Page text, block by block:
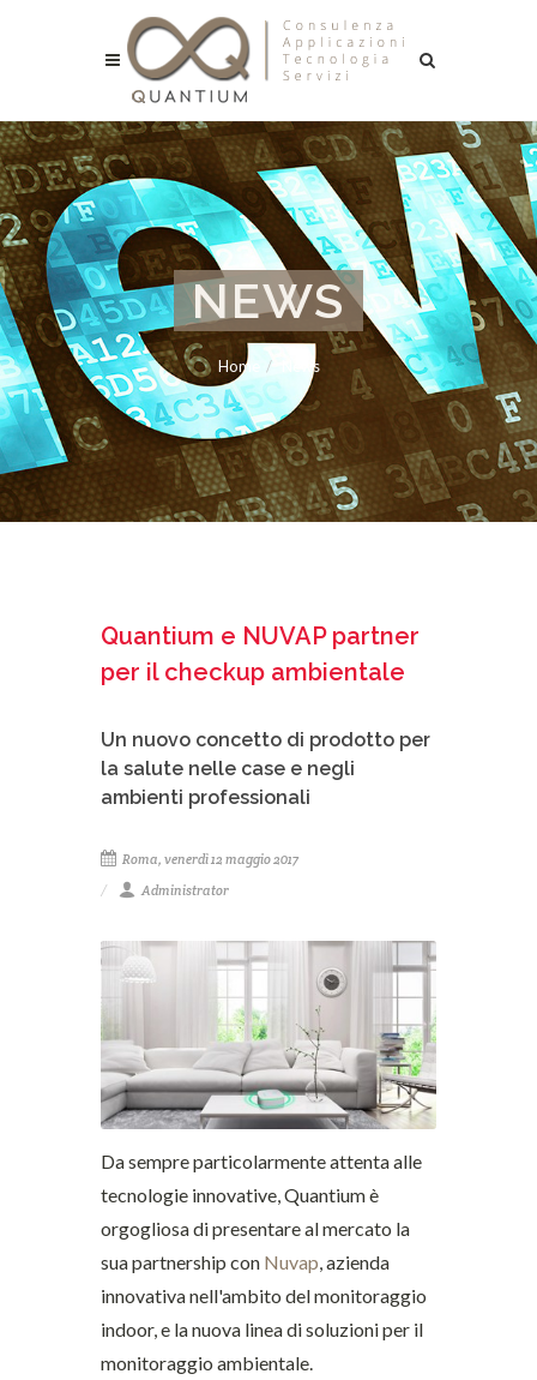
NEWS
Home News
Quantium e NUVAP partner
per il checkup ambientale
Un nuovo concetto di prodotto per
la salute nelle case e negli
ambienti professionali
Roma, venerdì 12 maggio 2017
Administrator
Da sempre particolarmente attenta alle
tecnologie innovative, Quantium è
orgogliosa di presentare al mercato la
sua partnership con Nuvap , azienda
innovativa nell'ambito del monitoraggio
indoor, e la nuova linea di soluzioni per il
monitoraggio ambientale.